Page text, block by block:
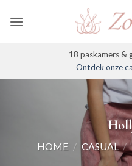
naar
18 paskamers &
Ontdek onze
HOME / CASUAL /